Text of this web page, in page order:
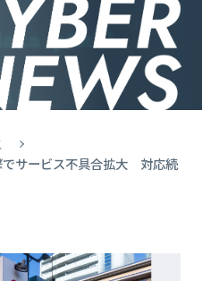
でサービス不具合拡大 対応続